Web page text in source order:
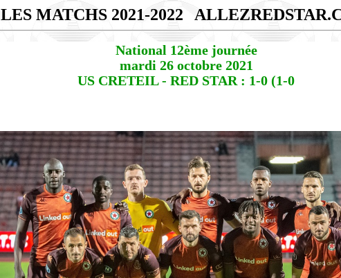
LES MATCHS 2021-2022
National 12ème journée
mardi 26 octobre 2021
US CRETEIL - RED STAR : 1-0 (1-0